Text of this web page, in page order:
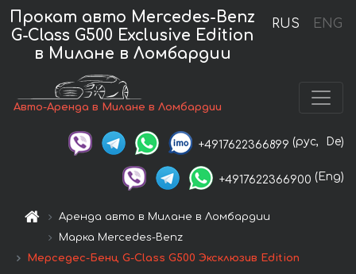
RUS ENG
Прокат авто Mercedes-Benz
G-Class G500 Exclusive Edition
в Милане в Ломбардии
Авто-Аренда в Милане в Ломбардии
+4917622366899 (рус, De)
+4917622366900 (Eng)
Аренда авто в Милане в Ломбардии
Марка Mercedes-Benz
Мерседес-Бенц G-Class G500 Эксклюзив Edition